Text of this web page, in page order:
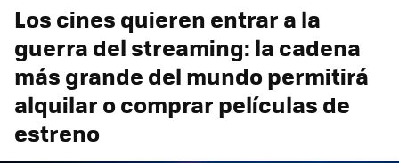
Los cines quieren entrar a la
guerra del streaming: la cadena
más grande del mundo permitirá
alquilar o comprar películas de
estreno